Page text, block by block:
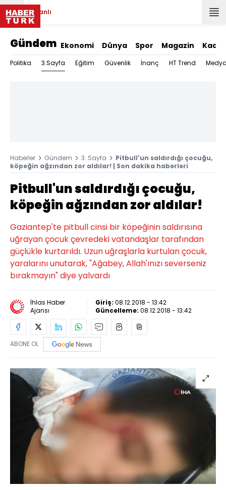
Canlı
Gündem Ekonomi Dünya Spor Magazin Kadın
Politika 3.Sayfa Eğitim Güvenlik İnanç HT Trend
Haberler Gündem 3. Sayfa
Pitbull'un saldırdığı çocuğu,
köpeğin ağzından zor aldılar! | Son dakika haberleri
Pitbull'un saldırdığı çocuğu,
köpeğin ağzından zor aldılar!
Gaziantep'te pitbull cinsi bir köpeğinin saldırısına
uğrayan çocuk çevredeki vatandaşlar tarafından
güçlükle kurtarıldı. Uzun uğraşlarla kurtulan çocuk,
yaralarını unutarak, "Ağabey, Allah'ınızı severseniz
bırakmayın" diye yalvardı
İhlas Haber
Ajansı
Giriş: 08.12.2018 - 13:42
Güncelleme: 08.12.2018 - 13:42
ABONE OL